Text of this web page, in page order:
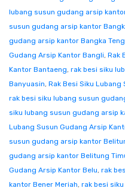
lubang susun gudang arsip
susun gudang arsip kantor
gudang arsip kantor Bangka
Gudang Arsip Kantor Bangli, Rak
Kantor Bantaeng, rak besi siku
Banyuasin, Rak Besi Siku
rak besi siku lubang susun
siku lubang susun gudang arsip
Lubang Susun Gudang Arsip
susun gudang arsip kantor
gudang arsip kantor Belitung
Gudang Arsip Kantor Belu, rak
kantor Bener Meriah, rak besi